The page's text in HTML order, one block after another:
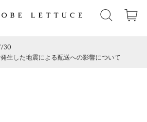
30
生した地震による配送への影響について